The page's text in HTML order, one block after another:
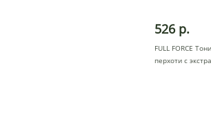
526 р.
FULL FORCE
перхоти с